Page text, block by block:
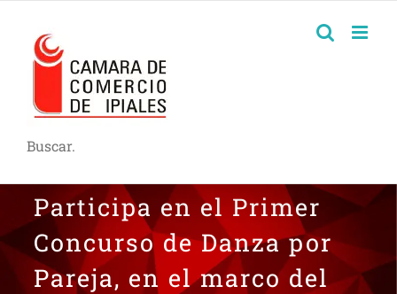
Buscar.
Participa en el Primer
Concurso de Danza por
Pareja, en el marco del